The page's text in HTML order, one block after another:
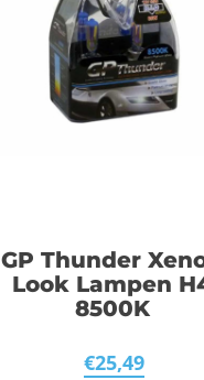
GP Thunder
Look Lampen
8500K
€25,49